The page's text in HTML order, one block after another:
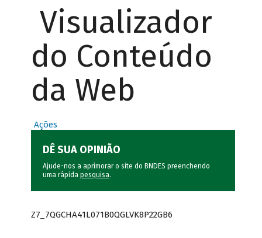
Visualizador
do Conteúdo
da Web
Ações
DÊ SUA OPINIÃO
Ajude-nos a aprimorar o site do BNDES preenchendo
uma rápida pesquisa.
Z7_7QGCHA41L071B0QGLVK8P22GB6